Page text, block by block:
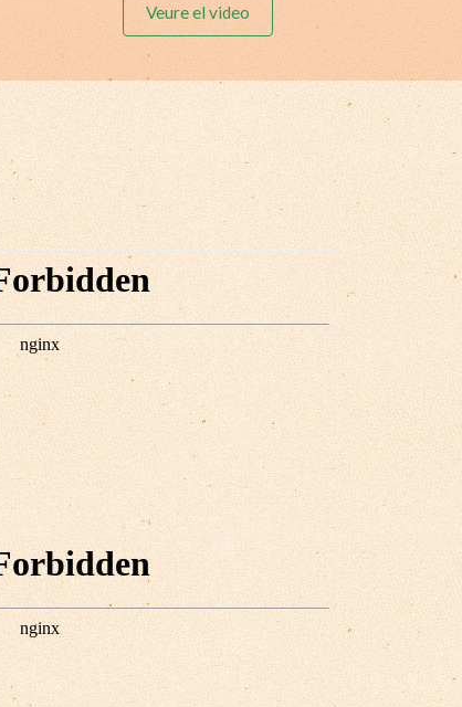
Veure el video